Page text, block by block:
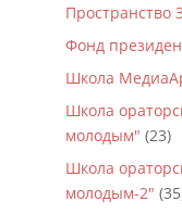
Пространство
Фонд
Школа
Школа
молодым" (23)
Школа
молодым-2"